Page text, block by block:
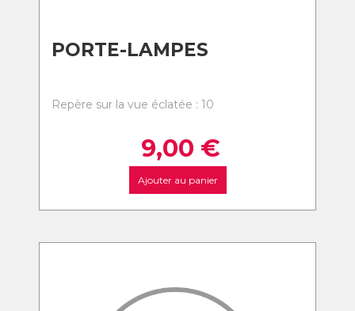
PORTE-LAMPES
Repère sur la vue éclatée : 10
9,00 €
Ajouter au panier